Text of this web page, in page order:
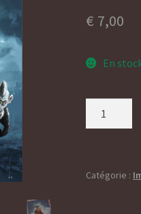
€ 7,00
En
Catégorie :